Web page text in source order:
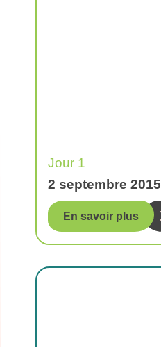
Jour 1
2 septembre 2015
En savoir plus